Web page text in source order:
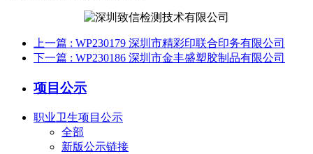
上一篇 : WP230179 深圳市精彩印联合印务有限公司
下一篇 : WP230186 深圳市金丰盛塑胶制品有限公司
项目公示
职业卫生项目公示
全部
新版公示链接